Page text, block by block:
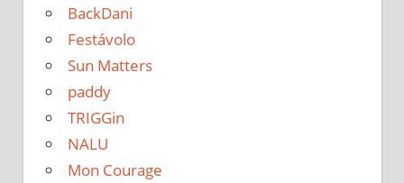
BackDani
Festávolo
Sun Matters
paddy
TRIGGin
NALU
Mon Courage